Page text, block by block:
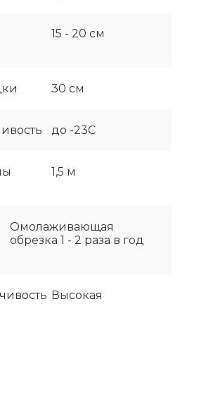
15 - 20 см
30 см
до -23С
1,5 м
Омолаживающая
обрезка 1 - 2 раза в год
Высокая